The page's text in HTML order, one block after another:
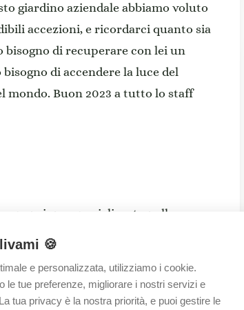
giardino aziendale abbiamo voluto
accezioni, e ricordarci quanto sia
di recuperare con lei un
di accendere la luce del
Buon 2023 a tutto lo staff
specializzato nella
e usati a Lecce e in Provincia.
vasto portafoglio, è da oltre
Salento.
🍪
e personalizzata, utilizziamo i cookie.
le tue preferenze, migliorare i nostri servizi e
tua privacy è la nostra priorità, e puoi gestire le